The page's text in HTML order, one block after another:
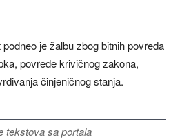
je žalbu zbog bitnih povreda
povrede krivičnog zakona,
činjeničnog stanja.
tekstova sa portala